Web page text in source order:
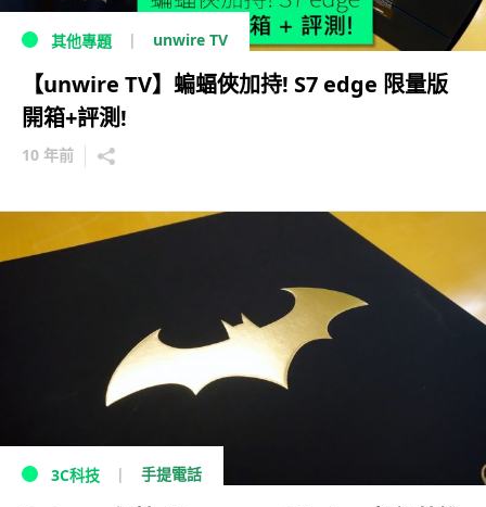
其他專題 unwire TV
【unwire TV】蝙蝠俠加持! S7 edge 限量版
開箱+評測!
10 年前
3C科技 手提電話